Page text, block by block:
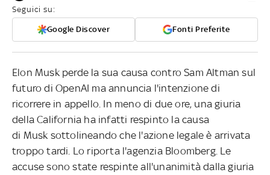
Seguici su:
Google Discover Fonti Preferite
Elon Musk perde la sua causa contro Sam Altman sul
futuro di OpenAI ma annuncia l'intenzione di
ricorrere in appello. In meno di due ore, una giuria
della California ha infatti respinto la causa
di Musk sottolineando che l'azione legale è arrivata
troppo tardi. Lo riporta l'agenzia Bloomberg. Le
accuse sono state respinte all'unanimità dalla giuria